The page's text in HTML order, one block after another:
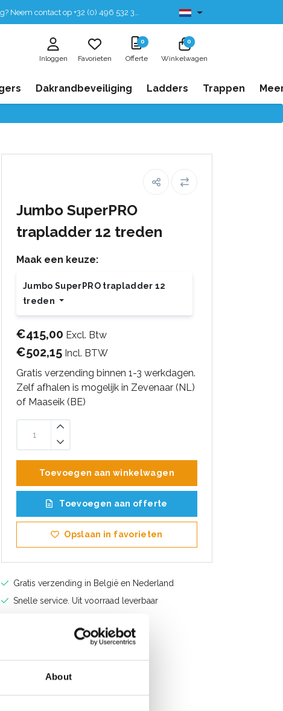
About
Neem contact op +32 (0) 496 532 330 Leverbaar uit voorraad
Inloggen Favorieten
0
Offerte
0
Winkelwagen
Dakrandbeveiliging Ladders Trappen
Jumbo SuperPRO
trapladder 12 treden
Maak een keuze:
Jumbo SuperPRO trapladder 12
treden
€415,00 Excl. Btw
€502,15 Incl. BTW
Gratis verzending binnen 1-3 werkdagen.
Zelf afhalen is mogelijk in Zevenaar (NL)
of Maaseik (BE)
Toevoegen aan winkelwagen
Toevoegen aan offerte
Opslaan in favorieten
Gratis verzending in België en Nederland
Snelle service. Uit voorraad leverbaar
Klantbeoordeling 9,2/10